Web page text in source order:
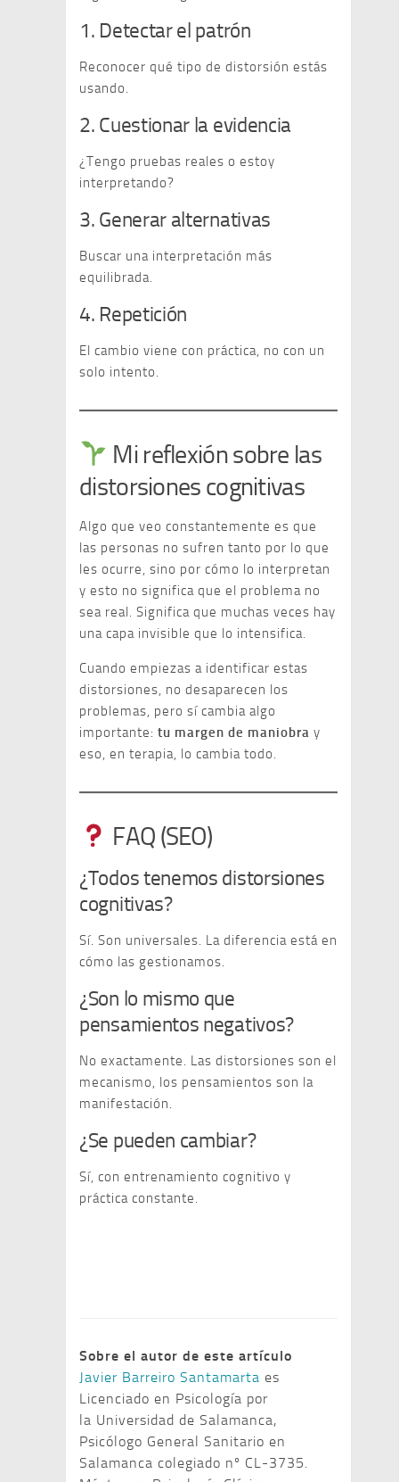
1. Detectar el patrón
Reconocer qué tipo de distorsión estás
usando.
2. Cuestionar la evidencia
¿Tengo pruebas reales o estoy
interpretando?
3. Generar alternativas
Buscar una interpretación más
equilibrada.
4. Repetición
El cambio viene con práctica, no con un
solo intento.
Mi reflexión sobre las
distorsiones cognitivas
Algo que veo constantemente es que
las personas no sufren tanto por lo que
les ocurre, sino por cómo lo interpretan
y esto no significa que el problema no
sea real. Significa que muchas veces hay
una capa invisible que lo intensifica.
Cuando empiezas a identificar estas
distorsiones, no desaparecen los
problemas, pero sí cambia algo
importante: tu margen de maniobra y
eso, en terapia, lo cambia todo.
FAQ (SEO)
¿Todos tenemos distorsiones
cognitivas?
Sí. Son universales. La diferencia está en
cómo las gestionamos.
¿Son lo mismo que
pensamientos negativos?
No exactamente. Las distorsiones son el
mecanismo, los pensamientos son la
manifestación.
¿Se pueden cambiar?
Sí, con entrenamiento cognitivo y
práctica constante.
Sobre el autor de este artículo
Javier Barreiro Santamarta es
Licenciado en Psicología por
la Universidad de Salamanca,
Psicólogo General Sanitario en
Salamanca colegiado nº CL-3735.